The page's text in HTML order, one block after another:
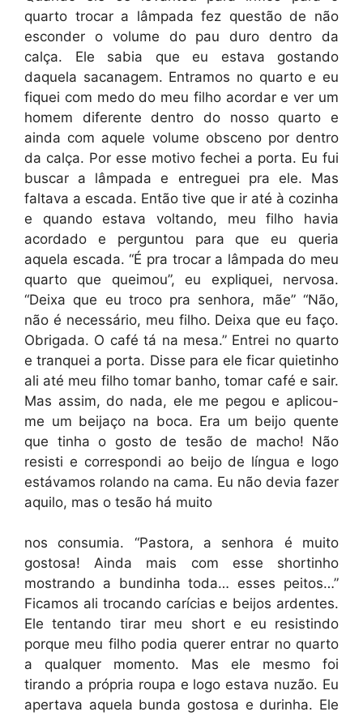
quarto trocar a lâmpada fez questão de não
esconder o volume do pau duro dentro da
calça. Ele sabia que eu estava gostando
daquela sacanagem. Entramos no quarto e eu
fiquei com medo do meu filho acordar e ver um
homem diferente dentro do nosso quarto e
ainda com aquele volume obsceno por dentro
da calça. Por esse motivo fechei a porta. Eu fui
buscar a lâmpada e entreguei pra ele. Mas
faltava a escada. Então tive que ir até à cozinha
e quando estava voltando, meu filho havia
acordado e perguntou para que eu queria
aquela escada. “É pra trocar a lâmpada do meu
quarto que queimou”, eu expliquei, nervosa.
“Deixa que eu troco pra senhora, mãe” “Não,
não é necessário, meu filho. Deixa que eu faço.
Obrigada. O café tá na mesa.” Entrei no quarto
e tranquei a porta. Disse para ele ficar quietinho
ali até meu filho tomar banho, tomar café e sair.
Mas assim, do nada, ele me pegou e aplicou-
me um beijaço na boca. Era um beijo quente
que tinha o gosto de tesão de macho! Não
resisti e correspondi ao beijo de língua e logo
estávamos rolando na cama. Eu não devia fazer
aquilo, mas o tesão há muito
nos consumia. “Pastora, a senhora é muito
gostosa! Ainda mais com esse shortinho
mostrando a bundinha toda… esses peitos…”
Ficamos ali trocando carícias e beijos ardentes.
Ele tentando tirar meu short e eu resistindo
porque meu filho podia querer entrar no quarto
a qualquer momento. Mas ele mesmo foi
tirando a própria roupa e logo estava nuzão. Eu
apertava aquela bunda gostosa e durinha. Ele